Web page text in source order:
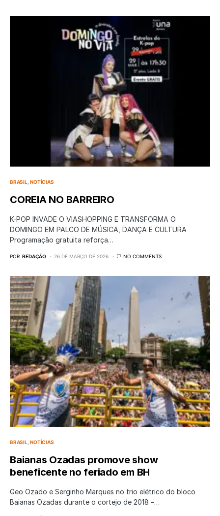
BRASIL NOTÍCIAS
COREIA NO BARREIRO
K-POP INVADE O VIASHOPPING E TRANSFORMA O
DOMINGO EM PALCO DE MÚSICA, DANÇA E CULTURA
Programação gratuita reforça…
POR REDAÇÃO 26 DE MARÇO DE 2026 NO COMMENTS
BRASIL NOTÍCIAS
Baianas Ozadas promove show
beneficente no feriado em BH
Geo Ozado e Serginho Marques no trio elétrico do bloco
Baianas Ozadas durante o cortejo de 2018 –…